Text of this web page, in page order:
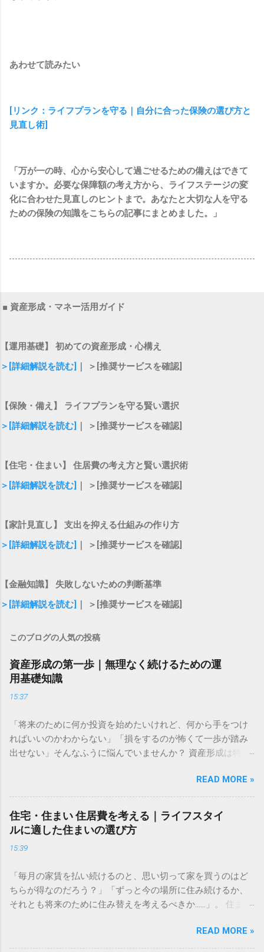
あわせて読みたい
[リンク：ライフプランを守る｜自分に合った保険の選び方と
見直し術]
「万が一の時、心から安心して過ごせるための備えはできて
いますか。必要な保障額の考え方から、ライフステージの変
化に合わせた見直しのヒントまで。あなたと大切な人を守る
ための保険の知識をこちらの記事にまとめました。」
■ 資産形成・マネー活用ガイド
【運用基礎】 初めての資産形成・心構え
＞[詳細解説を読む]
｜ ＞[推奨サービスを確認]
【保険・備え】 ライフプランを守る賢い選択
＞[詳細解説を読む]
｜ ＞[推奨サービスを確認]
【住宅・住まい】 住居費の考え方と賢い選択術
＞[詳細解説を読む]
｜ ＞[推奨サービスを確認]
【家計見直し】 支出を抑える仕組みの作り方
＞[詳細解説を読む]
｜ ＞[推奨サービスを確認]
【金融知識】 失敗しないための判断基準
＞[詳細解説を読む]
｜ ＞[推奨サービスを確認]
このブログの人気の投稿
資産形成の第一歩｜無理なく続けるための運
用基礎知識
15:37
「将来のために何か投資を始めたいけれど、何から手をつけ
ればいいのかわからない」「損をするのが怖くて一歩が踏み
出せない」そんなふうに悩んでいませんか？ 資産形成は特別
組みを正しく理解し、自分に合ったペースで長く続けること
です。この記事では、資産形成をこれから始める方に向け
た、失敗しないための基礎知識と、無理なく続けるための考
え方をわかりやすく解説します。 資産運用はなぜ必要なのか
多くの人が「預金だけで十分ではないの？」と考えがちです
が、現代において資産運用は、豊かな生活を送るための「守
計画 資産形成の目的は、単に「お金を増やすこと」だけでは
ありません。真の目的は、ライフイベント（結婚、住宅購
入、教育、老後など）に必要な資金を確保し、人生の選択肢
の価値は目減りします。預金だけで資産を管理していると、
READ MORE »
住宅・住まい 住居費を考える｜ライフスタイ
ルに適した住まいの選び方
15:39
「毎月の家賃を払い続けるのと、思い切って家を買うのはど
ちらが得なのだろう？」「ずっと今の場所に住み続けるか、
それとも将来のために住み替えを考えるべきか……」。 住まい
毎月の固定費として家計に大きく影響するからこそ、慎重に
判断したいものですよね。しかし、周囲の意見や世間の常識
READ MORE »